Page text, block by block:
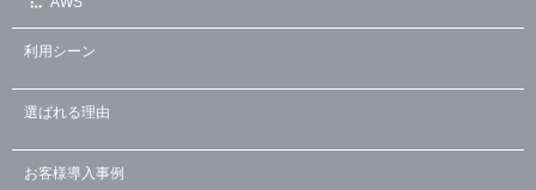
利用シーン
選ばれる理由
お客様導入事例